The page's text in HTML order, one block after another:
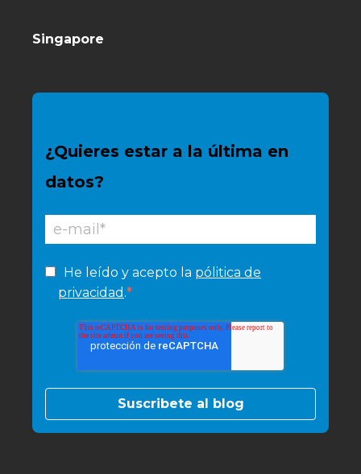
Singapore
¿Quieres estar a la última en
datos?
He leído y acepto la pólitica de
privacidad .*